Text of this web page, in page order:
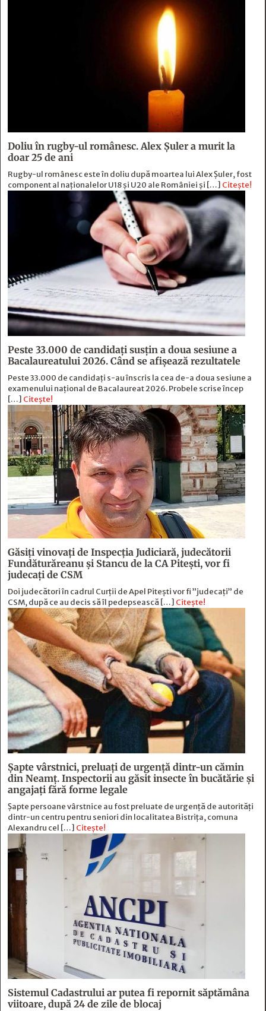
Doliu în rugby-ul românesc. Alex Șuler a murit la
doar 25 de ani
Rugby-ul românesc este în doliu după moartea lui Alex Șuler, fost
component al naționalelor U18 și U20 ale României și […] Citește!
Peste 33.000 de candidați susțin a doua sesiune a
Bacalaureatului 2026. Când se afișează rezultatele
Peste 33.000 de candidați s-au înscris la cea de-a doua sesiune a
examenului național de Bacalaureat 2026. Probele scrise încep
[…] Citește!
Găsiți vinovați de Inspecția Judiciară, judecătorii
Fundăturăreanu și Stancu de la CA Pitești, vor fi
judecați de CSM
Doi judecători în cadrul Curții de Apel Pitești vor fi ”judecați” de
CSM, după ce au decis să îl pedepsească […] Citește!
Șapte vârstnici, preluați de urgență dintr-un cămin
din Neamț. Inspectorii au găsit insecte în bucătărie și
angajați fără forme legale
Șapte persoane vârstnice au fost preluate de urgență de autorități
dintr-un centru pentru seniori din localitatea Bistrița, comuna
Alexandru cel […] Citește!
Sistemul Cadastrului ar putea fi repornit săptămâna
viitoare, după 24 de zile de blocaj